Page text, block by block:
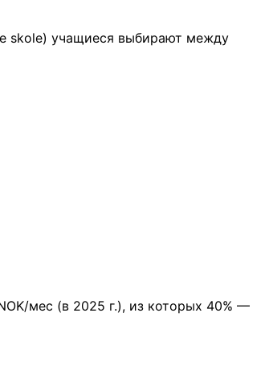
skole) учащиеся выбирают между
мес (в 2025 г.), из которых 40% —